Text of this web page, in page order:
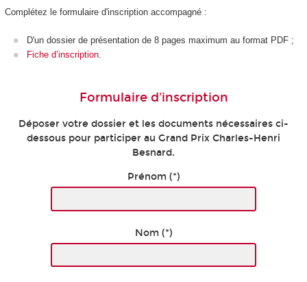
Complétez le formulaire d'inscription accompagné :
D'un dossier de présentation de 8 pages maximum au format PDF ;
Fiche d’inscription
Formulaire d'inscription
Déposer votre dossier et les documents nécessaires ci-
dessous pour participer au Grand Prix Charles-Henri
Besnard.
Prénom (*)
Nom (*)